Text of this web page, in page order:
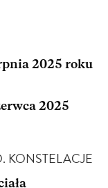
2025 roku
2025
KONSTELACJE